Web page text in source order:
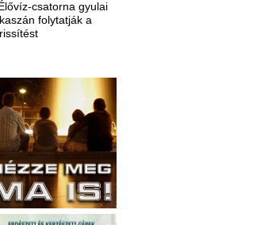
csatorna gyulai
folytatják a